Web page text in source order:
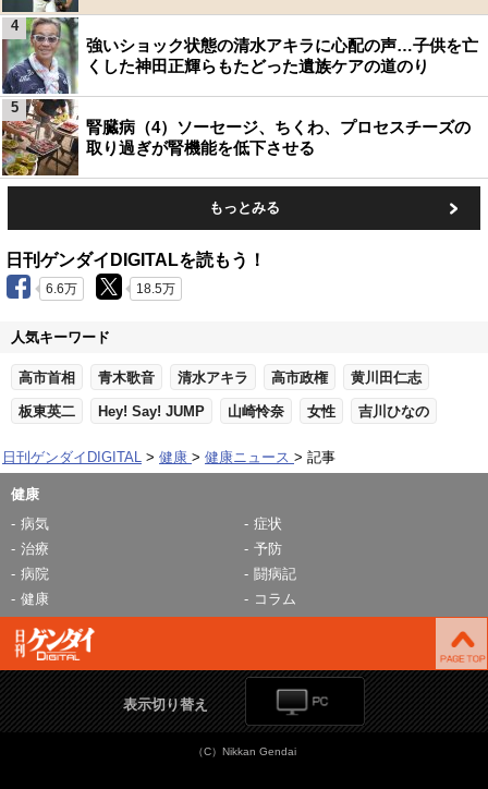
強いショック状態の清水アキラに心配の声…子供を亡
くした神田正輝らもたどった遺族ケアの道のり
4
腎臓病（4）ソーセージ、ちくわ、プロセスチーズの
取り過ぎが腎機能を低下させる
5
もっとみる
日刊ゲンダイDIGITALを読もう！
6.6万 18.5万
人気キーワード
高市首相 青木歌音 清水アキラ 高市政権 黄川田仁志
板東英二 Hey! Say! JUMP 山崎怜奈 女性 吉川ひなの
日刊ゲンダイDIGITAL 健康 健康ニュース 記事
健康
病気
症状
治療
予防
病院
闘病記
健康
コラム
表示切り替え
（C）Nikkan Gendai